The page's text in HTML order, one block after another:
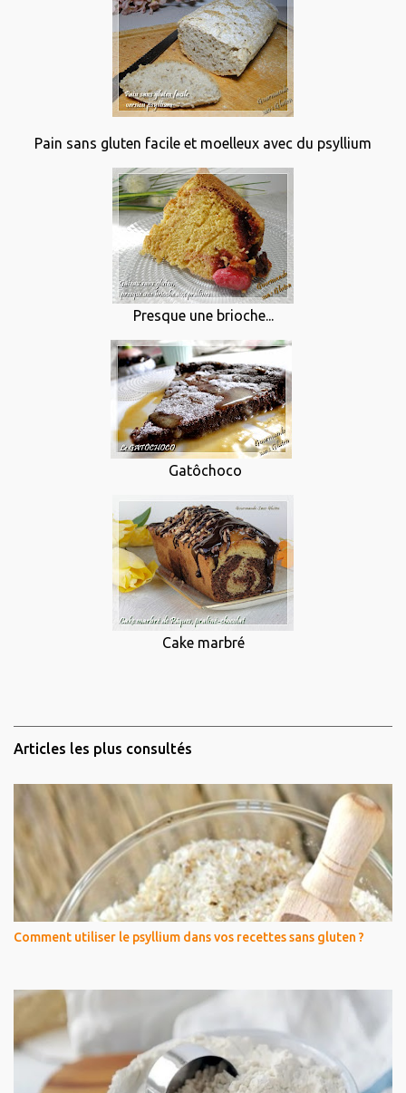
Pain sans gluten facile et moelleux avec du psyllium
Presque une brioche...
Gatôchoco
Cake marbré
Articles les plus consultés
Comment utiliser le psyllium dans vos recettes sans gluten ?